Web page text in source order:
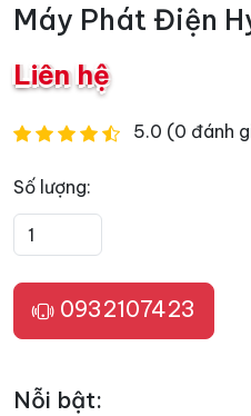
Máy Phát Điện
Liên hệ
5.0 (0 đánh
Số lượng:
0932107423
Nỗi bật: